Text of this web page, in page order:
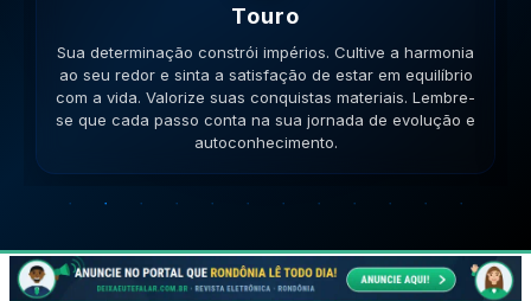
Gemeos
Sua habilidade manual pode ser útil. Conecte-se com
pessoas que compartilham seus ideais e veja como a
colaboração gera frutos. Esteja aberto a novas ideias.
Lembre-se que cada passo conta na sua jornada de
evolução e autoconhecimento.